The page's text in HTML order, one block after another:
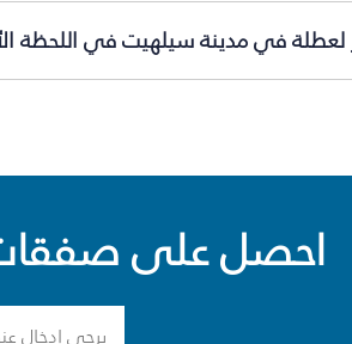
في مدينة سيلهيت في اللحظة
احصل على صفقات